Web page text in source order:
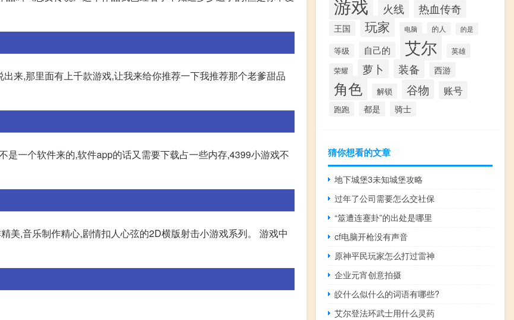
来,那里面有上千款游戏,让我来给你推荐一下我推荐那个老爹甜品
一个软件来的,软件app的话又需要下载占一些内存,4399小游戏不
美,音乐制作精心,剧情扣人心弦的2D横版射击小游戏系列。 游戏中
游戏 火线 热血传奇
王国 玩家 电脑 的人 的是
等级 自己的 艾尔 英雄
荣耀 萝卜 装备 西游
角色 解锁 谷物 账号
跑跑 都是 骑士
猜你想看的文章
地下城堡3未知城堡攻略
过年了公司需要怎么交社保
“筮遭连蹇卦”的出处是哪里
cf电脑开枪没有声音
原神平民玩家怎么打过雷神
企业元宵创意拍摄
皎什么似什么的词语有哪些?
艾尔登法环武士用什么灵药